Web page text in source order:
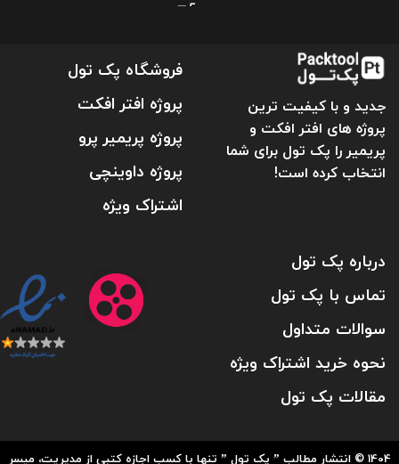
جدید و با کیفیت ترین
پروژه های افتر افکت و
پریمیر را پک تول برای شما
انتخاب کرده است!
فروشگاه پک تول
پروژه افتر افکت
پروژه پریمیر پرو
پروژه داوینچی
اشتراک ویژه
درباره پک تول
تماس با پک تول
سوالات متداول
نحوه خرید اشتراک ویژه
مقالات پک تول
1404 © انتشار مطالب ” پک تول ” تنها با کسب اجازه کتبی از مدیریت، میسر